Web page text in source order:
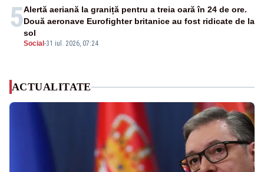
5
Social -31 iul. 2026, 07:24
Alertă aeriană la graniță pentru a treia oară în 24 de ore.
Două aeronave Eurofighter britanice au fost ridicate de la
sol
ACTUALITATE